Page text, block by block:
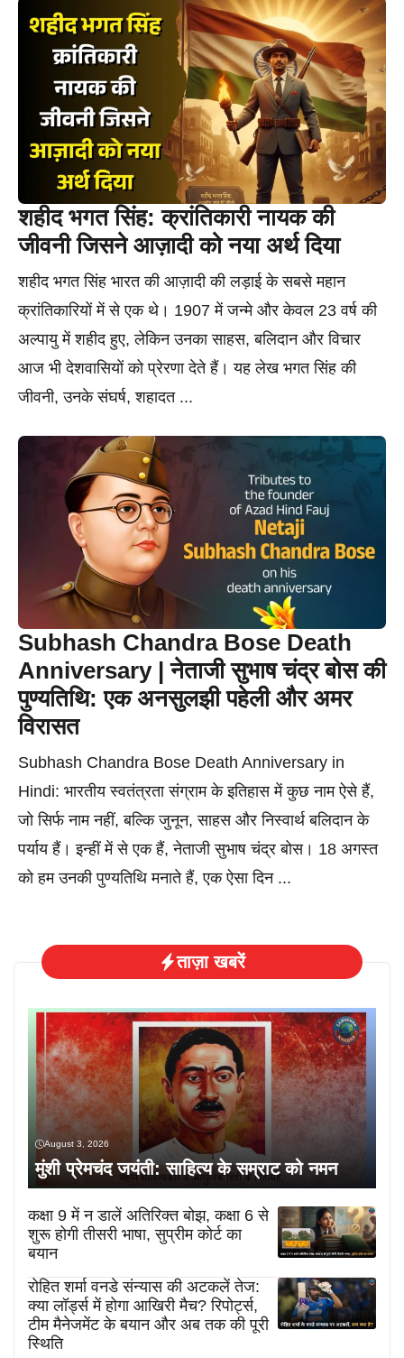
शहीद भगत सिंह: क्रांतिकारी नायक की
जीवनी जिसने आज़ादी को नया अर्थ दिया
शहीद भगत सिंह भारत की आज़ादी की लड़ाई के सबसे महान
क्रांतिकारियों में से एक थे। 1907 में जन्मे और केवल 23 वर्ष की
अल्पायु में शहीद हुए, लेकिन उनका साहस, बलिदान और विचार
आज भी देशवासियों को प्रेरणा देते हैं। यह लेख भगत सिंह की
जीवनी, उनके संघर्ष, शहादत ...
Subhash Chandra Bose Death
Anniversary | नेताजी सुभाष चंद्र बोस की
पुण्यतिथि: एक अनसुलझी पहेली और अमर
विरासत
Subhash Chandra Bose Death Anniversary in
Hindi: भारतीय स्वतंत्रता संग्राम के इतिहास में कुछ नाम ऐसे हैं,
जो सिर्फ नाम नहीं, बल्कि जुनून, साहस और निस्वार्थ बलिदान के
पर्याय हैं। इन्हीं में से एक हैं, नेताजी सुभाष चंद्र बोस। 18 अगस्त
को हम उनकी पुण्यतिथि मनाते हैं, एक ऐसा दिन ...
ताज़ा खबरें
August 3, 2026
मुंशी प्रेमचंद जयंती: साहित्य के सम्राट को नमन
कक्षा 9 में न डालें अतिरिक्त बोझ, कक्षा 6 से
शुरू होगी तीसरी भाषा, सुप्रीम कोर्ट का
बयान
रोहित शर्मा वनडे संन्यास की अटकलें तेज:
क्या लॉर्ड्स में होगा आखिरी मैच? रिपोर्ट्स,
टीम मैनेजमेंट के बयान और अब तक की पूरी
स्थिति